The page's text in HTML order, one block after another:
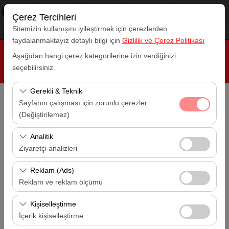
× RepeatCar
www.repeatcar.com
Ücretsiz - In Google Play
Çerez Tercihleri
Sitemizin kullanışını iyileştirmek için çerezlerden
faydalanmaktayız detaylı bilgi için Gizlilik ve Çerez Politikası
Aşağıdan hangi çerez kategorilerine izin verdiğinizi
seçebilirsiniz.
Gerekli & Teknik
Sayfanın çalışması için zorunlu çerezler.
(Değiştirilemez)
Bu çerezler sitenin doğru şekilde çalışması, güvenlik,
oturum yönetimi ve temel işlevler için gereklidir. Devre
dışı bırakılamaz.
Analitik
Ziyaretçi analizleri
Bu çerezler, sitemizin nasıl kullanıldığını (ziyaretçi sayısı,
en çok ziyaret edilen sayfalar, kullanıcı davranışları)
analiz etmemizi sağlar. Bu veriler, web sitesi
performansını ölçmek ve kullanıcı deneyimini sürekli
iyileştirmek için kullanılır.
Reklam (Ads)
Reklam ve reklam ölçümü
Bu çerezler, size ilgi alanlarınıza uygun kişiselleştirilmiş
reklamlar göstermemize ve reklam kampanyalarımızın
etkinliğini (gösterim sayısı, tıklama oranı) ölçmemize
Kişiselleştirme
İçerik kişiselleştirme
Alış Lokasyonu
Antalya Havalimanı (AYT)
Antalya Havalimanı (AYT)
Alış Tarihi
Bırakış Tarihi